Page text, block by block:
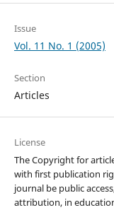
Issue
Vol. 11 No. 1 (2005)
Section
Articles
License
The Copyright for
with first publication
journal be public
attribution, in